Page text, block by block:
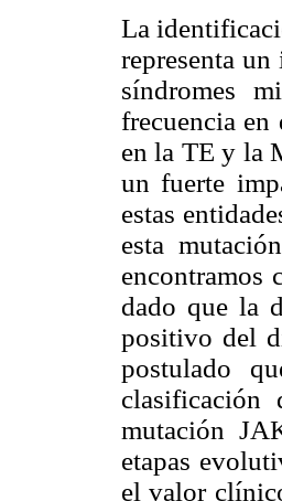
La
representa
síndromes
frecuencia en
en la TE y la
un fuerte
estas
esta
encontramos
dado que la
positivo del
postulado
mutación
etapas
el valor